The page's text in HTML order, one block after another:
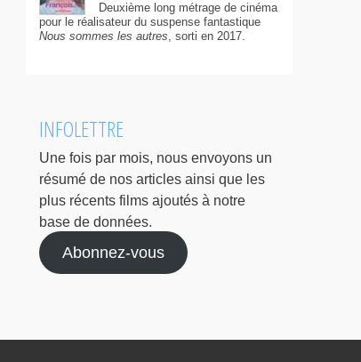
Deuxième long métrage de cinéma
pour le réalisateur du suspense fantastique
Nous sommes les autres, sorti en 2017.
INFOLETTRE
Une fois par mois, nous envoyons un
résumé de nos articles ainsi que les
plus récents films ajoutés à notre
base de données.
Abonnez-vous